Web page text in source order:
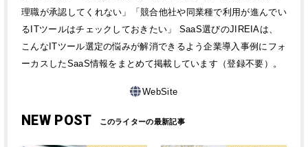
理職が承認してくれない」「競合他社や同業種で利用が進んでい
るITツールはチェックしておきたい」 SaaS選びのJIREIAは、
こんなITツール選定の悩みが解消できるよう企業導入事例にフォ
ーカスしたSaaS情報をまとめて掲載しています（登録不要）。
WebSite
NEW POST